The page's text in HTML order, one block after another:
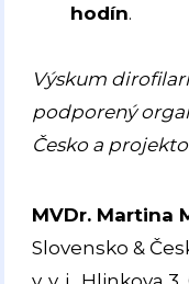
hodín.
Výskum
podporený
Česko a
MVDr. Martina
Slovensko &